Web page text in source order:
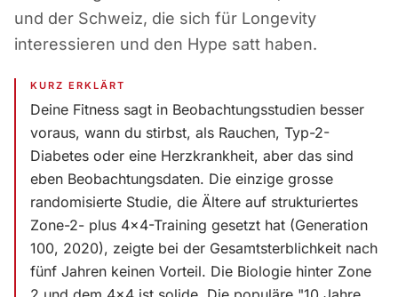
und der Schweiz, die sich für Longevity
interessieren und den Hype satt haben.
KURZ ERKLÄRT
Deine Fitness sagt in Beobachtungsstudien besser
voraus, wann du stirbst, als Rauchen, Typ-2-
Diabetes oder eine Herzkrankheit, aber das sind
eben Beobachtungsdaten. Die einzige grosse
randomisierte Studie, die Ältere auf strukturiertes
Zone-2- plus 4x4-Training gesetzt hat (Generation
100, 2020), zeigte bei der Gesamtsterblichkeit nach
fünf Jahren keinen Vorteil. Die Biologie hinter Zone